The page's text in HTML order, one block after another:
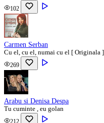
102
Carmen Serban
Cu el, cu el, numai cu el [ Originala ]
269
Arabu si Denisa Despa
Tu cuminte , eu golan
212